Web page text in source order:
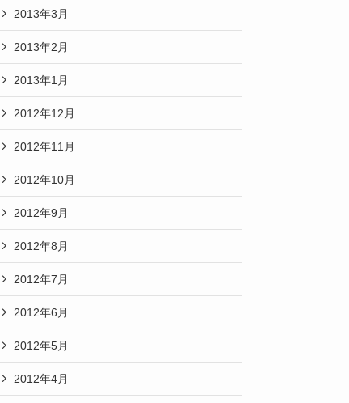
2013年3月
2013年2月
2013年1月
2012年12月
2012年11月
2012年10月
2012年9月
2012年8月
2012年7月
2012年6月
2012年5月
2012年4月